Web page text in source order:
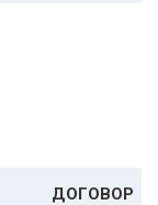
ДОГОВОР